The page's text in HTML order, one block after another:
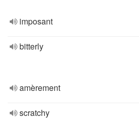
imposant
bitterly
amèrement
scratchy